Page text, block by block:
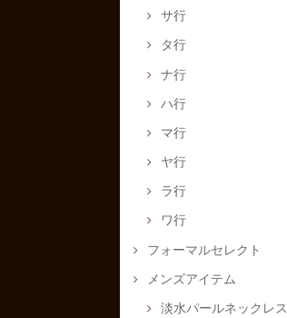
サ行
タ行
ナ行
ハ行
マ行
ヤ行
ラ行
ワ行
フォーマルセレクト
メンズアイテム
淡水パールネックレス